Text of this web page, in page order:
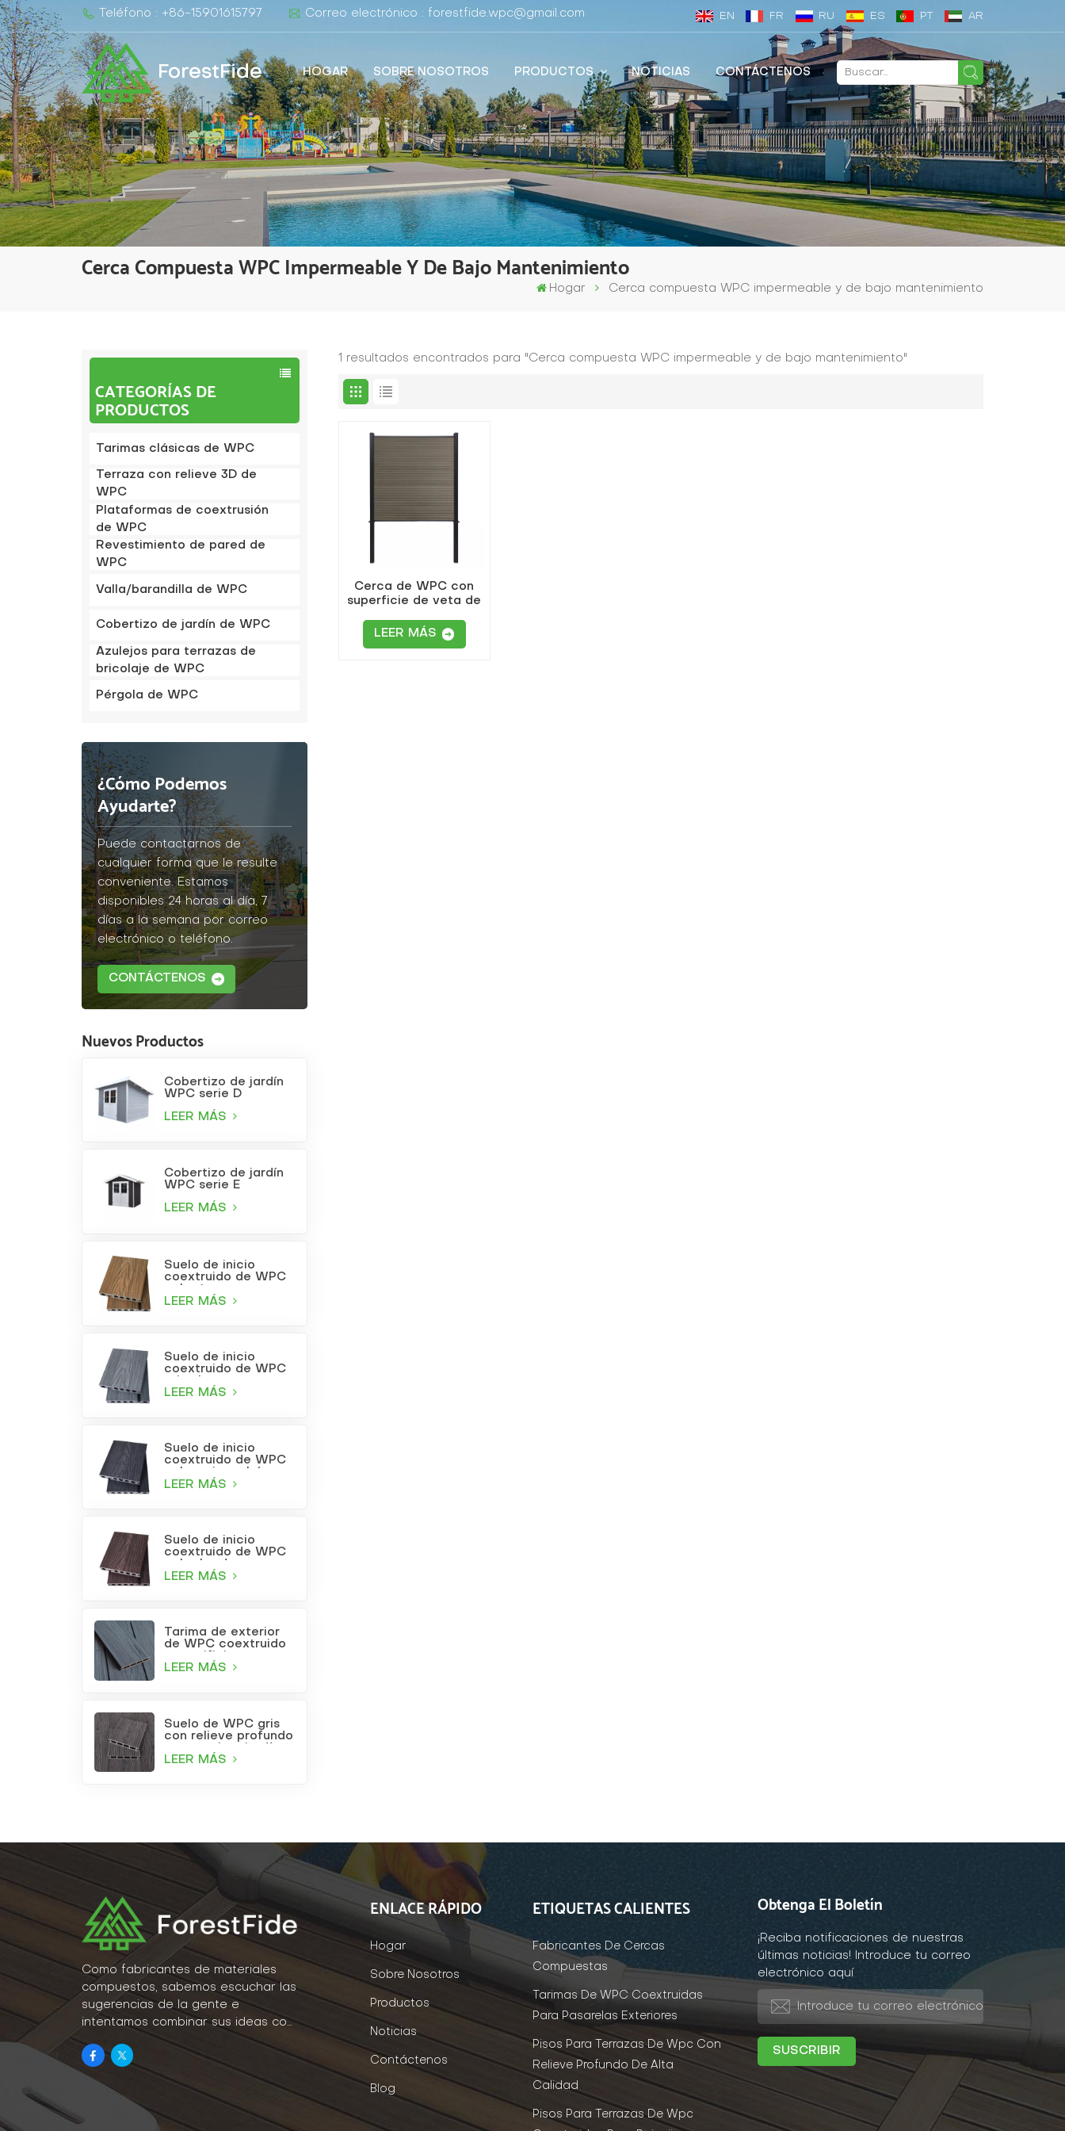
Teléfono : +86-15901615797 Correo electrónico : forestfide.wpc@gmail.com EN FR RU ES PT AR
ForestFide HOGAR SOBRE NOSOTROS PRODUCTOS NOTICIAS CONTÁCTENOS
Cerca Compuesta WPC Impermeable Y De Bajo Mantenimiento
Hogar Cerca compuesta WPC impermeable y de bajo mantenimiento
CATEGORÍAS DE
PRODUCTOS
Tarimas clásicas de WPC
Terraza con relieve 3D de
WPC
Plataformas de coextrusión
de WPC
Revestimiento de pared de
WPC
Valla/barandilla de WPC
Cobertizo de jardín de WPC
Azulejos para terrazas de
bricolaje de WPC
Pérgola de WPC
¿Cómo Podemos
Ayudarte?
Puede contactarnos de
cualquier forma que le resulte
conveniente. Estamos
disponibles 24 horas al día, 7
días a la semana por correo
electrónico o teléfono.
CONTÁCTENOS
Nuevos Productos
Cobertizo de jardín
WPC serie D
LEER MÁS
Cobertizo de jardín
WPC serie E
LEER MÁS
Suelo de inicio
coextruido de WPC
LEER MÁS
Suelo de inicio
coextruido de WPC
LEER MÁS
Suelo de inicio
coextruido de WPC
LEER MÁS
Suelo de inicio
coextruido de WPC
LEER MÁS
Tarima de exterior
de WPC coextruido
cuadrados, color gris
LEER MÁS
Suelo de WPC gris
con relieve profundo
LEER MÁS
1 resultados encontrados para "Cerca compuesta WPC impermeable y de bajo mantenimiento"
Cerca de WPC con
superficie de veta de
LEER MÁS
Como fabricantes de materiales
compuestos, sabemos escuchar las
sugerencias de la gente e
intentamos combinar sus ideas con
la realidad como parte de nuestro
estilo de vida.
ENLACE RÁPIDO
Hogar
Sobre Nosotros
Productos
Noticias
Contáctenos
Blog
ETIQUETAS CALIENTES
Fabricantes De Cercas
Compuestas
Tarimas De WPC Coextruidas
Para Pasarelas Exteriores
Pisos Para Terrazas De Wpc Con
Relieve Profundo De Alta
Calidad
Pisos Para Terrazas De Wpc
Obtenga El Boletín
¡Reciba notificaciones de nuestras
últimas noticias! Introduce tu correo
electrónico aquí